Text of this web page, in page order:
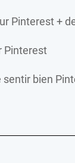
Pinterest +
Pinterest
sentir bien